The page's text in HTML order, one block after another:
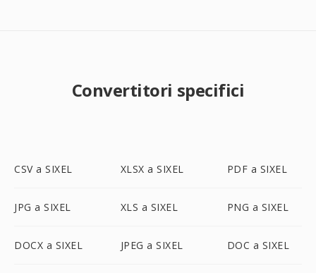
Convertitori specifici
CSV a SIXEL XLSX a SIXEL PDF a SIXEL
JPG a SIXEL XLS a SIXEL PNG a SIXEL
DOCX a SIXEL JPEG a SIXEL DOC a SIXEL